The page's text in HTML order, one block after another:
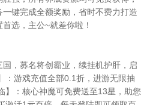
键完成全额奖励，省时不费力打造
选，主公~就差你啦！
国，募名将创霸业，续挂机护肝，启
：游戏充值全部0.1折，进游无限抽
】：核心神魔可免费送至13星，助您